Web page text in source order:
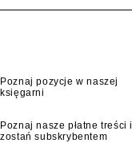
Poznaj pozycje w naszej
księgarni
Poznaj nasze płatne treści i
zostań subskrybentem